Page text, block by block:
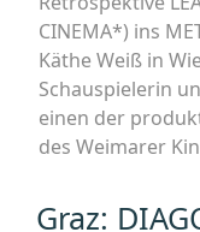
CINEMA*) ins
Käthe Weiß in
Schauspielerin
einen der
des Weimarer
Graz: